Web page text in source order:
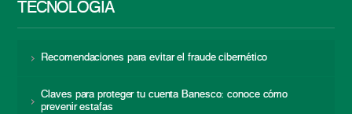
TECNOLOGÍA
Recomendaciones para evitar el fraude cibernético
Claves para proteger tu cuenta Banesco: conoce cómo
prevenir estafas